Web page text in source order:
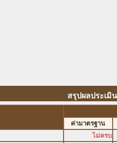
สรุปผลประเมิ
ค่ามาตรฐาน
ไม่ครบ